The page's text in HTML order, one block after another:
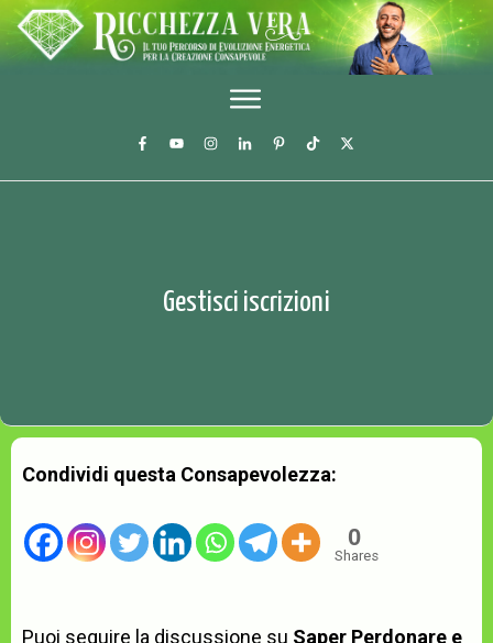
Gestisci iscrizioni
Condividi questa Consapevolezza:
0
Shares
Puoi seguire la discussione su Saper Perdonare e